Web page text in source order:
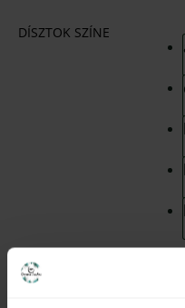
DÍSZTOK SZÍNE